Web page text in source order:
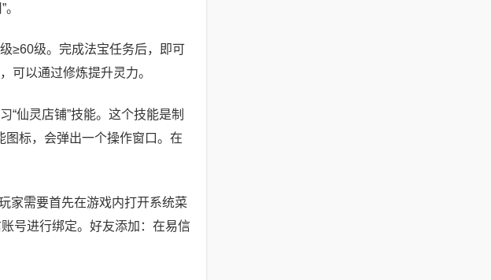
≥60级。完成法宝任务后，即可
可以通过修炼提升灵力。
仙灵店铺”技能。这个技能是制
图标，会弹出一个操作窗口。在
家需要首先在游戏内打开系统菜
号进行绑定。好友添加：在易信